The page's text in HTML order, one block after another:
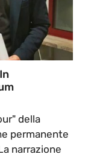
della
permanente
narrazione